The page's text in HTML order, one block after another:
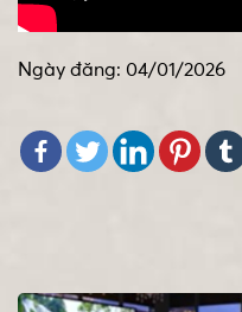
Ngày đăng: 04/01/2026